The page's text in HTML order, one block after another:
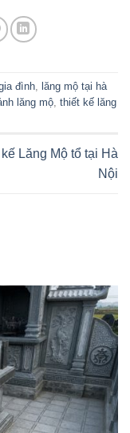
đình lăng mộ tại hà
lăng mộ thiết kế lăng
Lăng Mộ tổ tại Hà
Nội